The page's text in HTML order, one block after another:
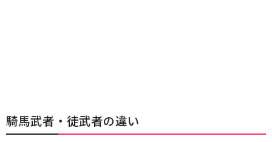
騎馬武者・徒武者の違い